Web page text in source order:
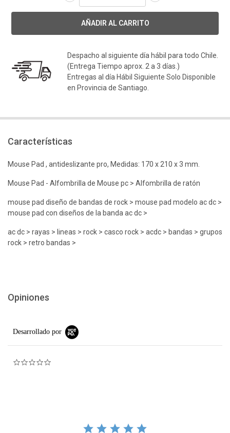
Despacho al siguiente día hábil para todo Chile.
(Entrega Tiempo aprox. 2 a 3 días.)
Entregas al día Hábil Siguiente Solo Disponible
en Provincia de Santiago.
Características
Mouse Pad , antideslizante pro, Medidas: 170 x 210 x 3 mm.
Mouse Pad - Alfombrilla de Mouse pc > Alfombrilla de ratón
mouse pad diseño de bandas de rock > mouse pad modelo ac dc >
mouse pad con diseños de la banda ac dc >
ac dc > rayas > lineas > rock > casco rock > acdc > bandas > grupos
rock > retro bandas >
Opiniones
Desarrollado por